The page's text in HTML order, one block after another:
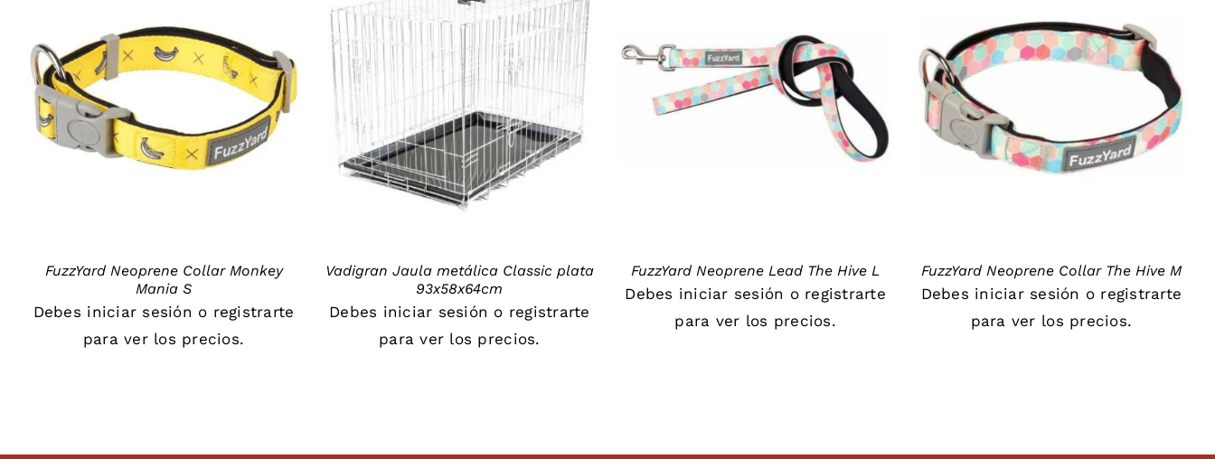
FuzzYard Neoprene Collar Monkey
Mania S
Debes iniciar sesión o registrarte
para ver los precios.
DETAILS
Vadigran Jaula metálica Classic plata
93x58x64cm
Debes iniciar sesión o registrarte
para ver los precios.
FuzzYard Neoprene Lead The Hive L
Debes iniciar sesión o registrarte
para ver los precios.
FuzzYard Neoprene Collar The Hive M
Debes iniciar sesión o registrarte
para ver los precios.